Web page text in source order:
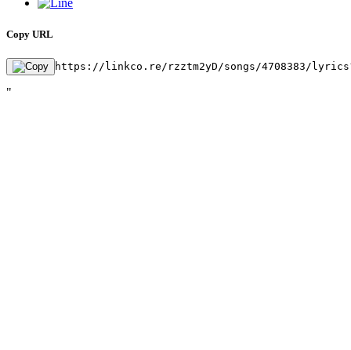
Copy URL
https://linkco.re/rzztm2yD/songs/4708383/
"